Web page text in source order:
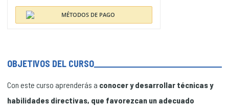
OBJETIVOS DEL CURSO
Con este curso aprenderás a conocer y desarrollar técnicas y
habilidades directivas, que favorezcan un adecuado